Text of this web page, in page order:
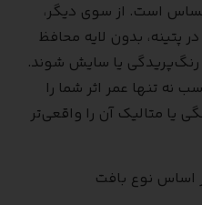
است. از سوی دیگر،
پتینه، بدون لایه محافظ
یا سایش شوند.
تنها عمر اثر شما را
یا متالیک آن را واقعی‌تر
اساس نوع بافت